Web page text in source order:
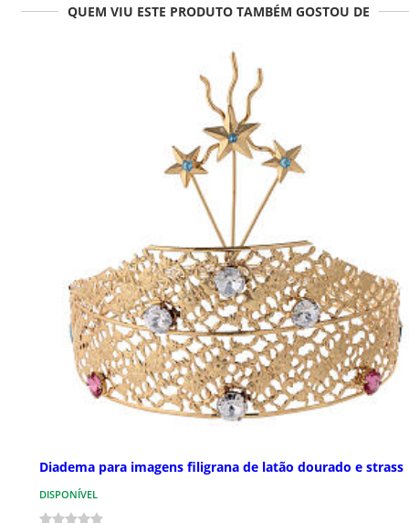
QUEM VIU ESTE PRODUTO TAMBÉM GOSTOU DE
Diadema para imagens filigrana de latão dourado e strass
DISPONÍVEL